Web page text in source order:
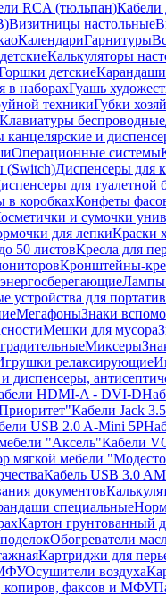
RCA (тюльпан)Кабели
Визитницы настольные
КалендариГарнитуры
Калькуляторы
детскиеКарандаши
в наборахГуашь
техникиГубки
Клавиатуры беспроводные
канцелярские и
Операционные системы
(Switch)Диспенсеры для
для туалетной
в коробкахКонфеты
и сумочки
для лепкиКраски
50 листовКресла для
Кронштейны-
Лампы
устройства для
МегафоныЗнаки
Мешки для мусора
Миксеры
релаксирующие
диспенсеры,
HDMI-A - DVI-D
Кабели Jack
USB 2.0 A-Mini 5P
"Аксель"Кабели
мягкой мебели
Кабель USB 3.0
документов
специальные
Картон грунтованный
Обогреватели
Картриджи для
Осушители воздуха
копиров, факсов и МФУ